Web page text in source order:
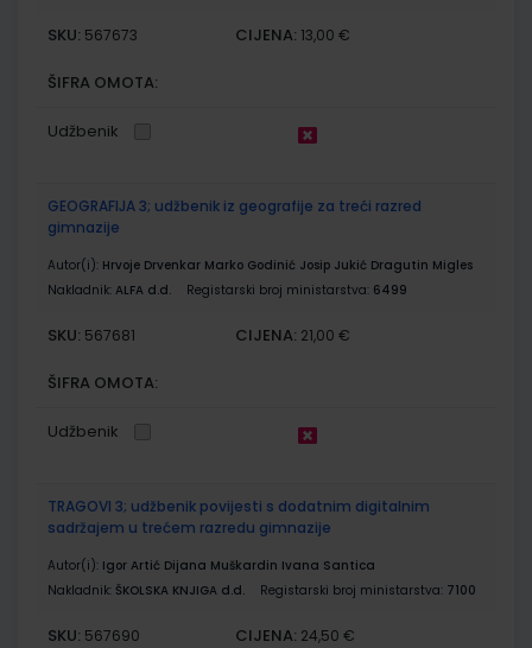
SKU: 567673 CIJENA: 13,00 €
ŠIFRA OMOTA:
Udžbenik
GEOGRAFIJA 3; udžbenik iz geografije za treći razred
gimnazije
Autor(i): Hrvoje Drvenkar Marko Godinić Josip Jukić Dragutin Migles
Nakladnik: ALFA d.d. Registarski broj ministarstva: 6499
SKU: 567681 CIJENA: 21,00 €
ŠIFRA OMOTA:
Udžbenik
TRAGOVI 3; udžbenik povijesti s dodatnim digitalnim
sadržajem u trećem razredu gimnazije
Autor(i): Igor Artić Dijana Muškardin Ivana Santica
Nakladnik: ŠKOLSKA KNJIGA d.d. Registarski broj ministarstva: 7100
SKU: 567690 CIJENA: 24,50 €